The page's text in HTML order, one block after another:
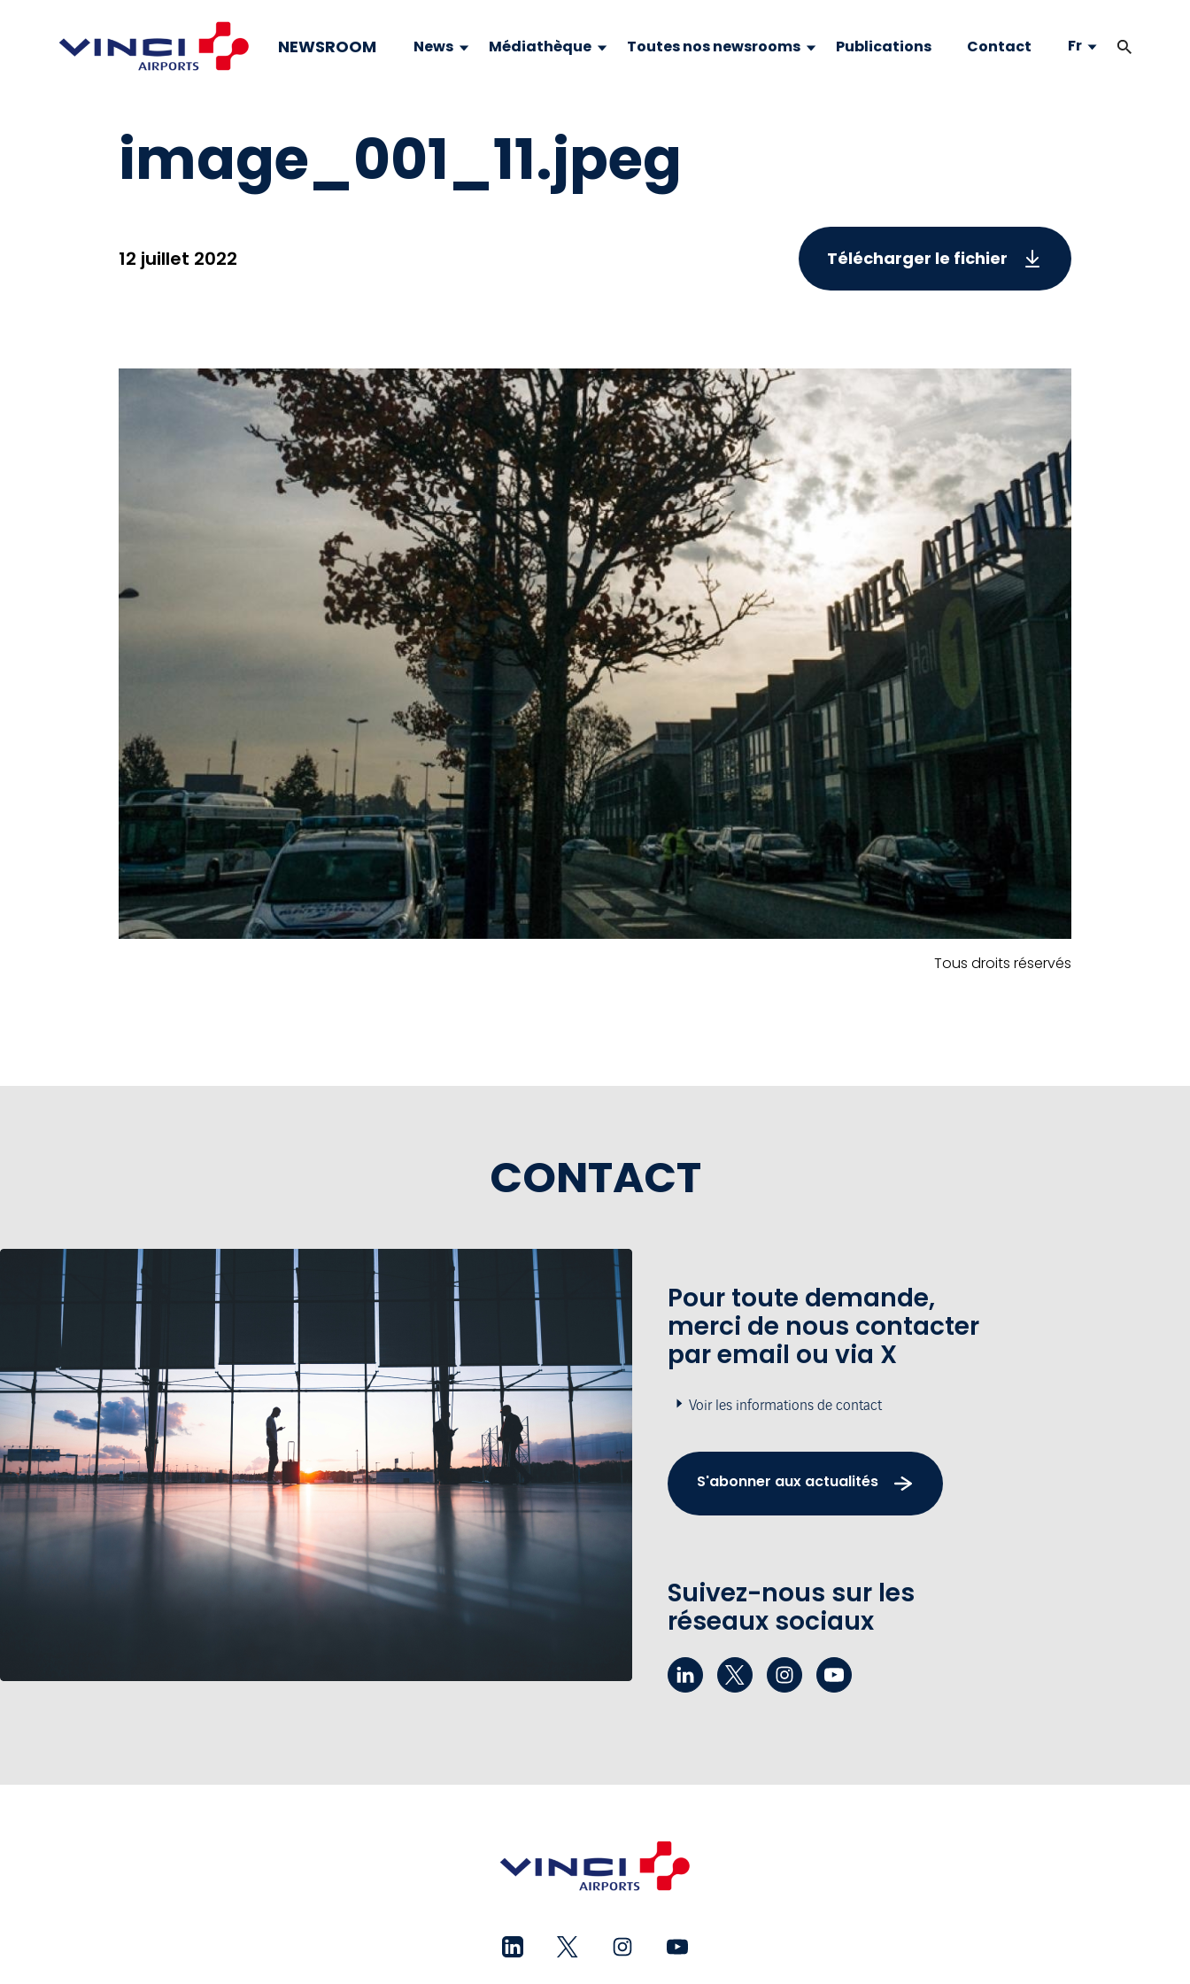
NEWSROOM News Médiathèque Toutes nos newsrooms Publications Contact Fr
image_001_11.jpeg
12 juillet 2022 Télécharger le fichier
Tous droits réservés
CONTACT
Pour toute demande,
merci de nous contacter
par email ou via X
Voir les informations de contact
S'abonner aux actualités
Suivez-nous sur les
réseaux sociaux